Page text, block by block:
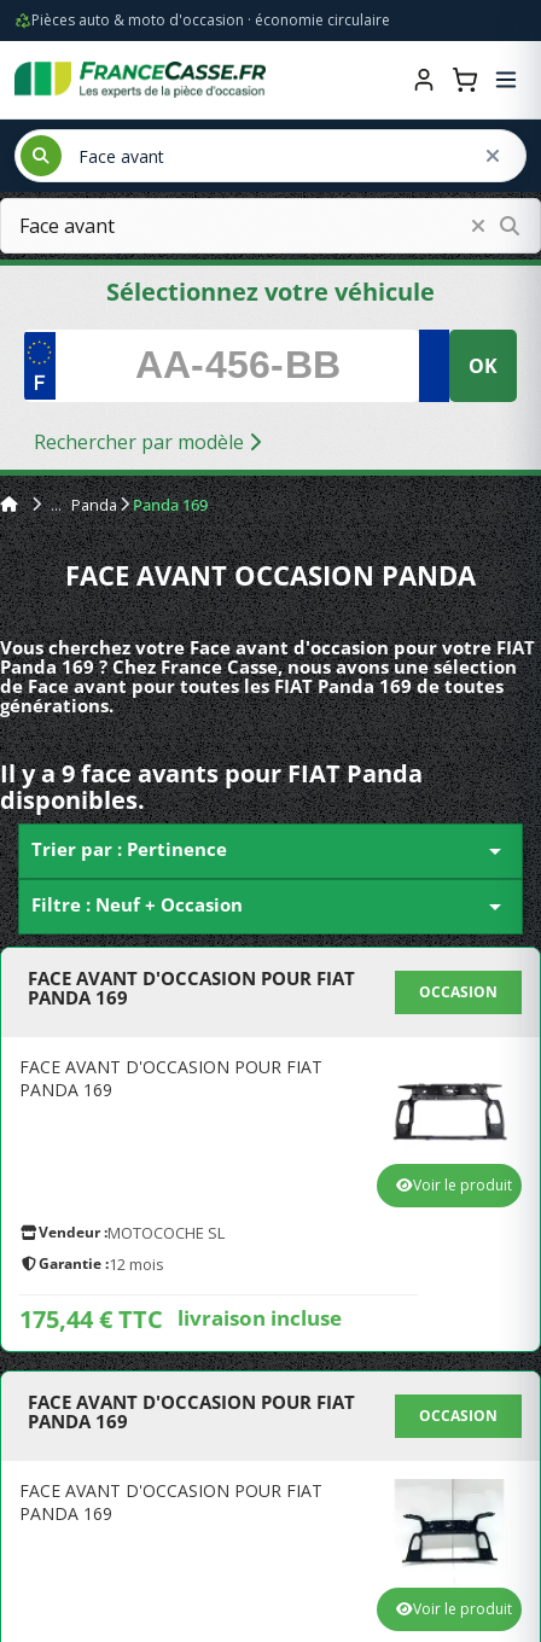
Pièces auto & moto d'occasion · économie circulaire
Sélectionnez votre véhicule
OK
Rechercher par modèle
Panda Panda 169
FACE AVANT OCCASION PANDA
Vous cherchez votre Face avant d'occasion pour votre FIAT
Panda 169 ? Chez France Casse, nous avons une sélection
de Face avant pour toutes les FIAT Panda 169 de toutes
générations.
Il y a 9 face avants pour FIAT Panda
disponibles.
Trier par : Pertinence 
Filtre : Neuf + Occasion 
FACE AVANT D'OCCASION POUR FIAT
PANDA 169
OCCASION
FACE AVANT D'OCCASION POUR FIAT
PANDA 169
Vendeur :MOTOCOCHE SL
Garantie :12 mois
175,44 € TTC livraison incluse
Voir le produit
FACE AVANT D'OCCASION POUR FIAT
PANDA 169
OCCASION
FACE AVANT D'OCCASION POUR FIAT
PANDA 169
Voir le produit